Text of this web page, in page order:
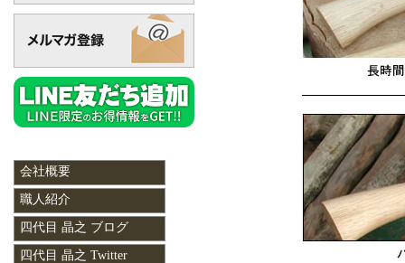
会社概要
職人紹介
四代目 晶之 ブログ
四代目 晶之 Twitter